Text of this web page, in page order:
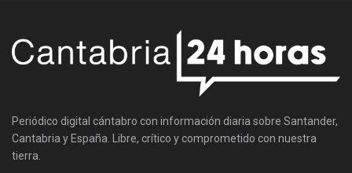
Periódico digital cántabro con información diaria sobre Santander,
Cantabria y España. Libre, crítico y comprometido con nuestra
tierra.